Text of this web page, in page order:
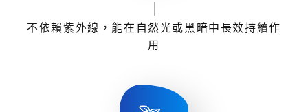
不依賴紫外線，能在自然光或黑暗中長效持續作
用